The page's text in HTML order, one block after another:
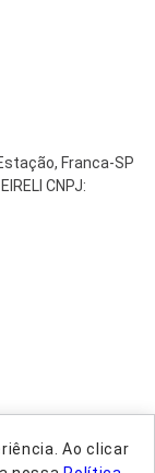
Ao clicar
Franca-SP
CNPJ: